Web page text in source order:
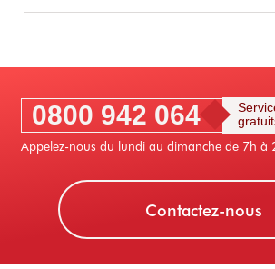
0800 942 064
Appelez-nous du lundi au dimanche de 7h à
Contactez-nous